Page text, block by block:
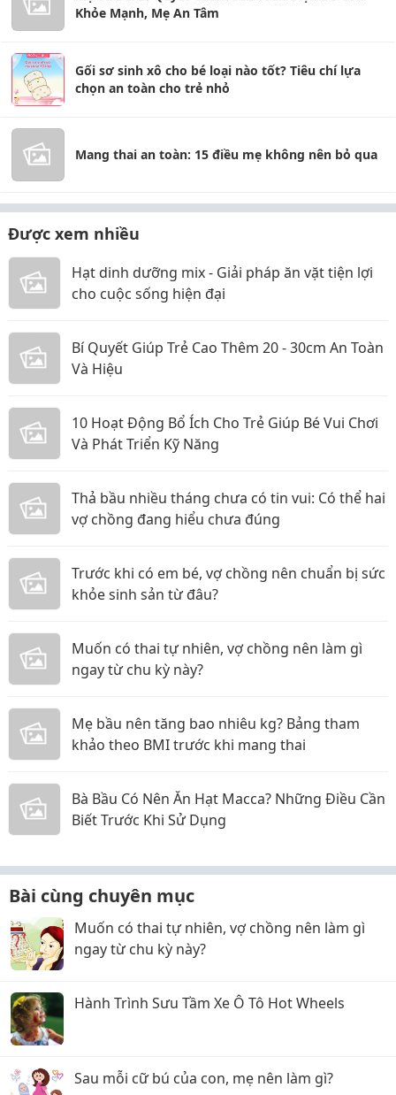
Khỏe Mạnh, Mẹ An Tâm
Gối sơ sinh xô cho bé loại nào tốt? Tiêu chí lựa
chọn an toàn cho trẻ nhỏ
Mang thai an toàn: 15 điều mẹ không nên bỏ qua
Được xem nhiều
Hạt dinh dưỡng mix - Giải pháp ăn vặt tiện lợi
cho cuộc sống hiện đại
Bí Quyết Giúp Trẻ Cao Thêm 20 - 30cm An Toàn
Và Hiệu
10 Hoạt Động Bổ Ích Cho Trẻ Giúp Bé Vui Chơi
Và Phát Triển Kỹ Năng
Thả bầu nhiều tháng chưa có tin vui: Có thể hai
vợ chồng đang hiểu chưa đúng
Trước khi có em bé, vợ chồng nên chuẩn bị sức
khỏe sinh sản từ đâu?
Muốn có thai tự nhiên, vợ chồng nên làm gì
ngay từ chu kỳ này?
Mẹ bầu nên tăng bao nhiêu kg? Bảng tham
khảo theo BMI trước khi mang thai
Bà Bầu Có Nên Ăn Hạt Macca? Những Điều Cần
Biết Trước Khi Sử Dụng
Bài cùng chuyên mục
Muốn có thai tự nhiên, vợ chồng nên làm gì
ngay từ chu kỳ này?
Hành Trình Sưu Tầm Xe Ô Tô Hot Wheels
Sau mỗi cữ bú của con, mẹ nên làm gì?